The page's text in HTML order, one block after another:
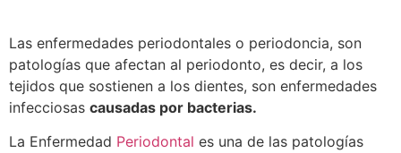
Las enfermedades periodontales o periodoncia, son
patologías que afectan al periodonto, es decir, a los
tejidos que sostienen a los dientes, son enfermedades
infecciosas causadas por bacterias.
La Enfermedad Periodontal es una de las patologías